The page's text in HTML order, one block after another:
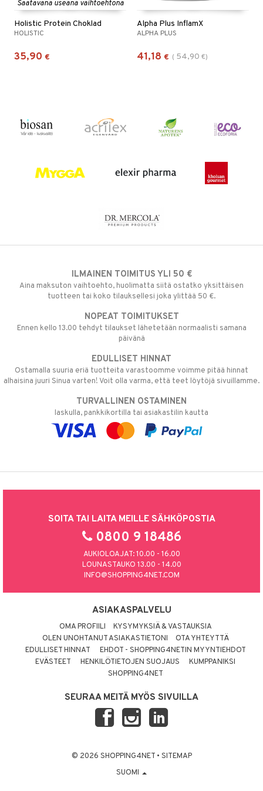
Saatavana useana vaihtoehtona
Holistic Protein Choklad
HOLISTIC
35,90 €
Alpha Plus InflamX
ALPHA PLUS
41,18 € ( 54,90 €)
ILMAINEN TOIMITUS YLI 50 €
Aina maksuton vaihtoehto, huolimatta siitä ostatko yksittäisen
tuotteen tai koko tilauksellesi joka ylittää 50 €.
NOPEAT TOIMITUKSET
Ennen kello 13.00 tehdyt tilaukset lähetetään normaalisti samana
päivänä
EDULLISET HINNAT
Ostamalla suuria eriä tuotteita varastoomme voimme pitää hinnat
alhaisina juuri Sinua varten! Voit olla varma, että teet löytöjä sivuillamme.
TURVALLINEN OSTAMINEN
laskulla, pankkikortilla tai asiakastilin kautta
SOITA TAI LAITA MEILLE SÄHKÖPOSTIA
0800 9 18486
AUKIOLOAJAT: 10.00 - 16.00
LOUNASTAUKO 13.00 - 14.00
INFO@SHOPPING4NET.COM
ASIAKASPALVELU
OMA PROFIILI
KYSYMYKSIÄ & VASTAUKSIA
OLEN UNOHTANUT ASIAKASTIETONI
OTA YHTEYTTÄ
EDULLISET HINNAT
EHDOT - SHOPPING4NETIN MYYNTIEHDOT
EVÄSTEET
HENKILÖTIETOJEN SUOJAUS
KUMPPANIKSI
SHOPPING4NET
SEURAA MEITÄ MYÖS SIVUILLA
© 2026 SHOPPING4NET • SITEMAP
SUOMI